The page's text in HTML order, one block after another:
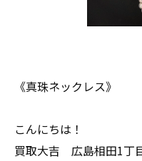
《真珠ネックレス》
こんにちは！
買取大吉 広島相田1丁目